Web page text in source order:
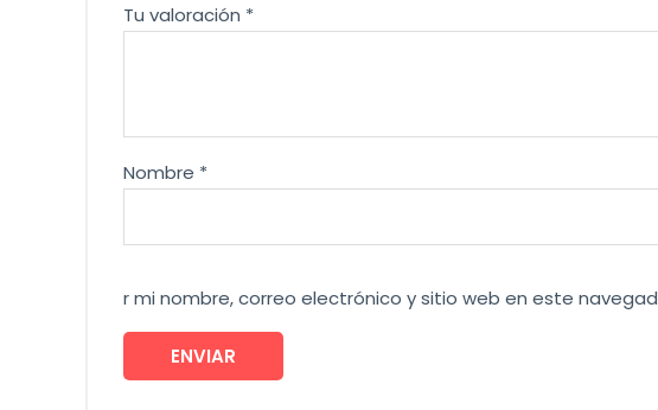
Tu valoración *
Nombre *
r mi nombre, correo electrónico y sitio web en este